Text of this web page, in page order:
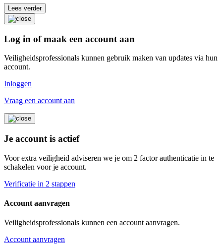
Lees verder
Log in of maak een account aan
Veiligheidsprofessionals kunnen gebruik maken van updates via hun
account.
Inloggen
Vraag een account aan
Je account is actief
Voor extra veiligheid adviseren we je om 2 factor authenticatie in te
schakelen voor je account.
Verificatie in 2 stappen
Account aanvragen
Veiligheidsprofessionals kunnen een account aanvragen.
Account aanvragen